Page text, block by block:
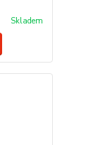
Skladem